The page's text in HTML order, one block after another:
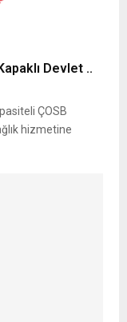
Devlet ..
ÇOSB
hizmetine